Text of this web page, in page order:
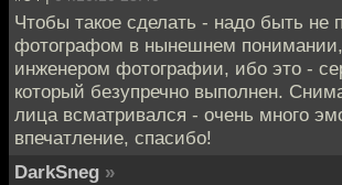
Чтобы такое сделать - надо быть не
фотографом в нынешнем
инженером фотографии, ибо это -
который безупречно выполнен.
лица всматривался - очень много
впечатление, спасибо!
DarkSneg »